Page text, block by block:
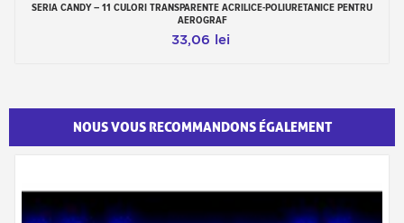
SERIA CANDY – 11 CULORI TRANSPARENTE ACRILICE-POLIURETANICE PENTRU
AEROGRAF
33,06 lei
NOUS VOUS RECOMMANDONS ÉGALEMENT